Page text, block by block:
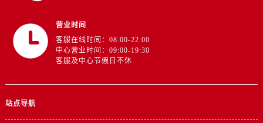
营业时间
客服在线时间：08:00-22:00
中心营业时间：09:00-19:30
客服及中心节假日不休
站点导航